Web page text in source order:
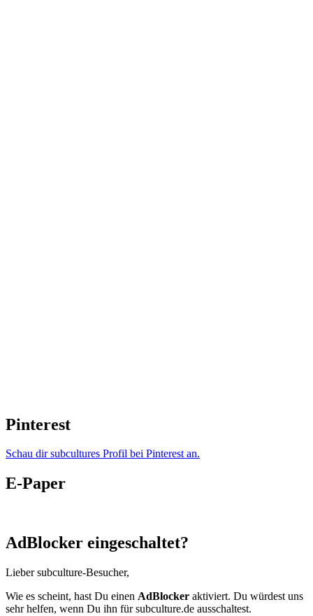
Pinterest
Schau dir subcultures Profil bei Pinterest an.
E-Paper
AdBlocker eingeschaltet?
Lieber subculture-Besucher,
Wie es scheint, hast Du einen AdBlocker aktiviert. Du würdest uns
sehr helfen, wenn Du ihn für subculture.de ausschaltest.